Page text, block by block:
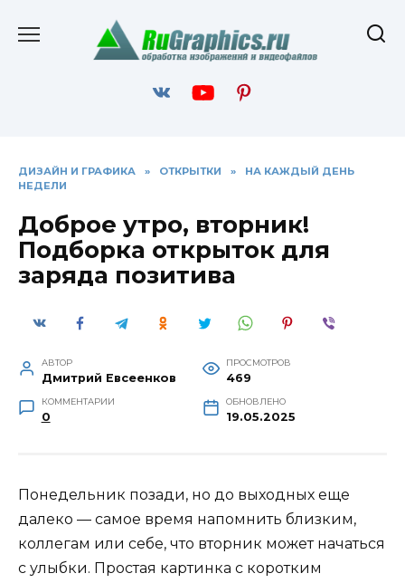
содержанию
ДИЗАЙН И ГРАФИКА » ОТКРЫТКИ »
НА КАЖДЫЙ ДЕНЬ
НЕДЕЛИ
Доброе утро, вторник!
Подборка открыток для
заряда позитива
АВТОР
Дмитрий Евсеенков
ПРОСМОТРОВ
469
КОММЕНТАРИИ
0
ОБНОВЛЕНО
19.05.2025
Понедельник позади, но до выходных еще
далеко — самое время напомнить близким,
коллегам или себе, что вторник может начаться
с улыбки. Простая картинка с коротким